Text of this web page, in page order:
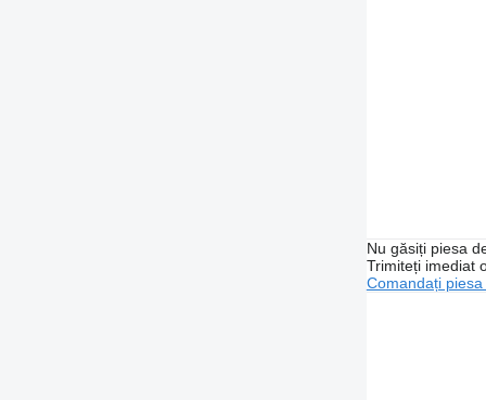
Nu găsiți piesa
Trimiteți imediat
Comandați